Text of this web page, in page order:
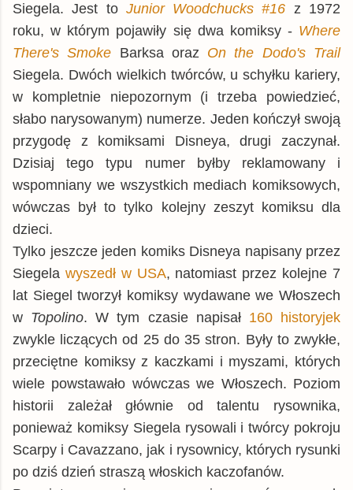
Siegela. Jest to Junior Woodchucks #16 z 1972
roku, w którym pojawiły się dwa komiksy - Where
There's Smoke Barksa oraz On the Dodo's Trail
Siegela. Dwóch wielkich twórców, u schyłku kariery,
w kompletnie niepozornym (i trzeba powiedzieć,
słabo narysowanym) numerze. Jeden kończył swoją
przygodę z komiksami Disneya, drugi zaczynał.
Dzisiaj tego typu numer byłby reklamowany i
wspomniany we wszystkich mediach komiksowych,
wówczas był to tylko kolejny zeszyt komiksu dla
dzieci.
Tylko jeszcze jeden komiks Disneya napisany przez
Siegela wyszedł w USA, natomiast przez kolejne 7
lat Siegel tworzył komiksy wydawane we Włoszech
w Topolino. W tym czasie napisał 160 historyjek
zwykle liczących od 25 do 35 stron. Były to zwykłe,
przeciętne komiksy z kaczkami i myszami, których
wiele powstawało wówczas we Włoszech. Poziom
historii zależał głównie od talentu rysownika,
ponieważ komiksy Siegela rysowali i twórcy pokroju
Scarpy i Cavazzano, jak i rysownicy, których rysunki
po dziś dzień straszą włoskich kaczofanów.